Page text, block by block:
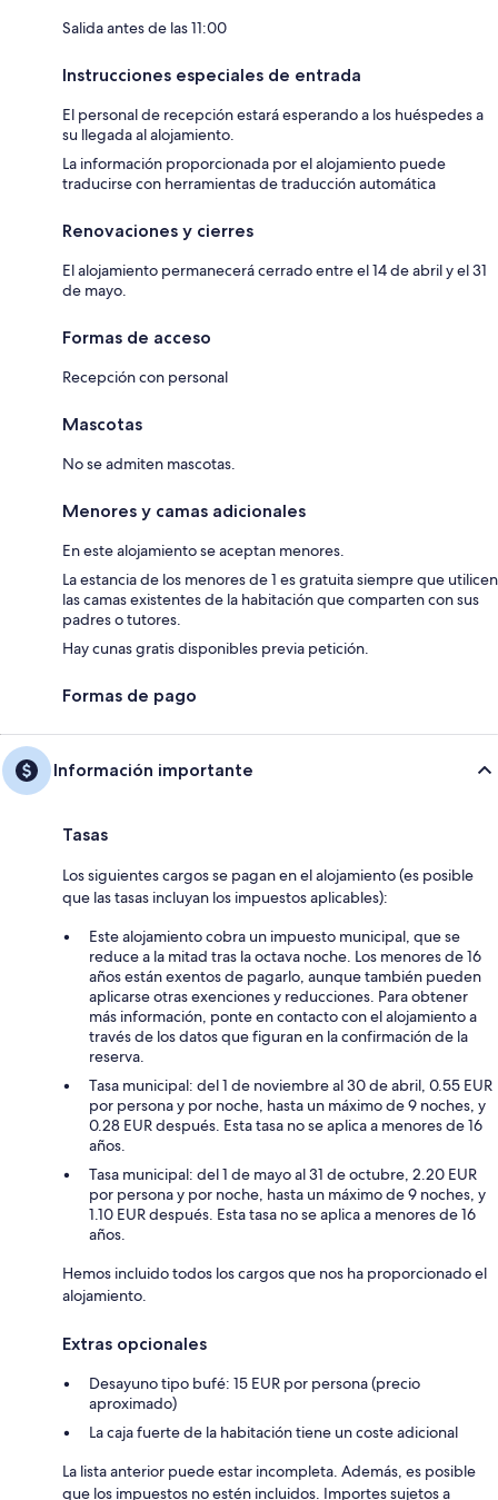
Salida antes de las 11:00
Instrucciones especiales de entrada
El personal de recepción estará esperando a los huéspedes a
su llegada al alojamiento.
La información proporcionada por el alojamiento puede
traducirse con herramientas de traducción automática
Renovaciones y cierres
El alojamiento permanecerá cerrado entre el 14 de abril y el 31
de mayo.
Formas de acceso
Recepción con personal
Mascotas
No se admiten mascotas.
Menores y camas adicionales
En este alojamiento se aceptan menores.
La estancia de los menores de 1 es gratuita siempre que utilicen
las camas existentes de la habitación que comparten con sus
padres o tutores.
Hay cunas gratis disponibles previa petición.
Formas de pago
Información importante
Tasas
Los siguientes cargos se pagan en el alojamiento (es posible
que las tasas incluyan los impuestos aplicables):
Este alojamiento cobra un impuesto municipal, que se
reduce a la mitad tras la octava noche. Los menores de 16
años están exentos de pagarlo, aunque también pueden
aplicarse otras exenciones y reducciones. Para obtener
más información, ponte en contacto con el alojamiento a
través de los datos que figuran en la confirmación de la
reserva.
Tasa municipal: del 1 de noviembre al 30 de abril, 0.55 EUR
por persona y por noche, hasta un máximo de 9 noches, y
0.28 EUR después. Esta tasa no se aplica a menores de 16
años.
Tasa municipal: del 1 de mayo al 31 de octubre, 2.20 EUR
por persona y por noche, hasta un máximo de 9 noches, y
1.10 EUR después. Esta tasa no se aplica a menores de 16
años.
Hemos incluido todos los cargos que nos ha proporcionado el
alojamiento.
Extras opcionales
Desayuno tipo bufé: 15 EUR por persona (precio
aproximado)
La caja fuerte de la habitación tiene un coste adicional
La lista anterior puede estar incompleta. Además, es posible
que los impuestos no estén incluidos. Importes sujetos a